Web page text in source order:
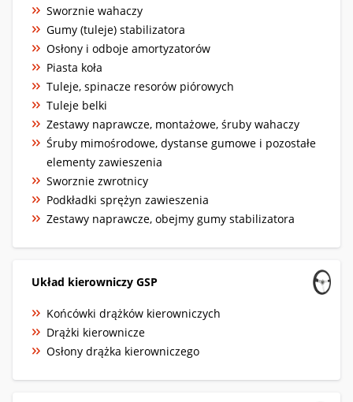
Sworznie wahaczy
Gumy (tuleje) stabilizatora
Osłony i odboje amortyzatorów
Piasta koła
Tuleje, spinacze resorów piórowych
Tuleje belki
Zestawy naprawcze, montażowe, śruby wahaczy
Śruby mimośrodowe, dystanse gumowe i pozostałe
elementy zawieszenia
Sworznie zwrotnicy
Podkładki sprężyn zawieszenia
Zestawy naprawcze, obejmy gumy stabilizatora
Układ kierowniczy GSP
Końcówki drążków kierowniczych
Drążki kierownicze
Osłony drążka kierowniczego